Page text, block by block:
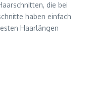
die bei
haben einfach
Haarlängen